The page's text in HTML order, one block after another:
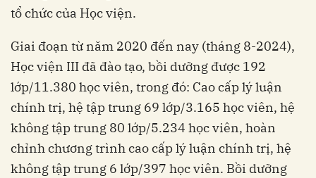
tổ chức của Học viện.
Giai đoạn từ năm 2020 đến nay (tháng 8-2024),
Học viện III đã đào tạo, bồi dưỡng được 192
lớp/11.380 học viên, trong đó: Cao cấp lý luận
chính trị, hệ tập trung 69 lớp/3.165 học viên, hệ
không tập trung 80 lớp/5.234 học viên, hoàn
chỉnh chương trình cao cấp lý luận chính trị, hệ
không tập trung 6 lớp/397 học viên. Bồi dưỡng